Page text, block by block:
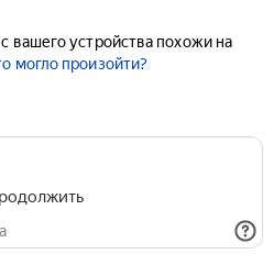
вашего устройства похожи на
могло произойти?